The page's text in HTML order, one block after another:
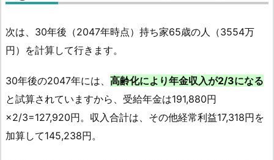
次は、30年後（2047年時点）持ち家65歳の人（3554万
円）を計算して行きます。
30年後の2047年には、 高齢化により年金収入が2/3になる
と試算されていますから、受給年金は191,880円
×2/3=127,920円。収入合計は、その他経常利益17,318円を
加算して145,238円。